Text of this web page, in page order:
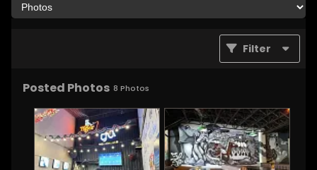
Filter
Posted Photos 8 Photos